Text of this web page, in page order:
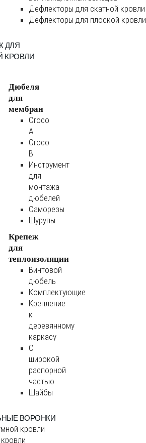
Дефлекторы для скатной кровли
Дефлекторы для плоской кровли
ДЛЯ
КРОВЛИ
Дюбеля
для
мембран
Croco
A
Croco
B
Инструмент
для
монтажа
дюбелей
Саморезы
Шурупы
Крепеж
для
теплоизоляции
Винтовой
дюбель
Комплектующие
Крепление
к
деревянному
каркасу
С
широкой
распорной
частью
Шайбы
ВОРОНКИ
кровли